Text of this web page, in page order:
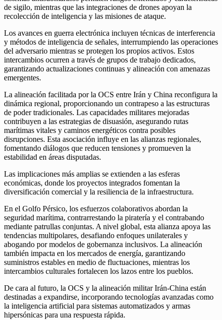
de sigilo, mientras que las integraciones de drones apoyan la
recolección de inteligencia y las misiones de ataque.
Los avances en guerra electrónica incluyen técnicas de interferencia
y métodos de inteligencia de señales, interrumpiendo las operaciones
del adversario mientras se protegen los propios activos. Estos
intercambios ocurren a través de grupos de trabajo dedicados,
garantizando actualizaciones continuas y alineación con amenazas
emergentes.
La alineación facilitada por la OCS entre Irán y China reconfigura la
dinámica regional, proporcionando un contrapeso a las estructuras
de poder tradicionales. Las capacidades militares mejoradas
contribuyen a las estrategias de disuasión, asegurando rutas
marítimas vitales y caminos energéticos contra posibles
disrupciones. Esta asociación influye en las alianzas regionales,
fomentando diálogos que reducen tensiones y promueven la
estabilidad en áreas disputadas.
Las implicaciones más amplias se extienden a las esferas
económicas, donde los proyectos integrados fomentan la
diversificación comercial y la resiliencia de la infraestructura.
En el Golfo Pérsico, los esfuerzos colaborativos abordan la
seguridad marítima, contrarrestando la piratería y el contrabando
mediante patrullas conjuntas. A nivel global, esta alianza apoya las
tendencias multipolares, desafiando enfoques unilaterales y
abogando por modelos de gobernanza inclusivos. La alineación
también impacta en los mercados de energía, garantizando
suministros estables en medio de fluctuaciones, mientras los
intercambios culturales fortalecen los lazos entre los pueblos.
De cara al futuro, la OCS y la alineación militar Irán-China están
destinadas a expandirse, incorporando tecnologías avanzadas como
la inteligencia artificial para sistemas automatizados y armas
hipersónicas para una respuesta rápida.